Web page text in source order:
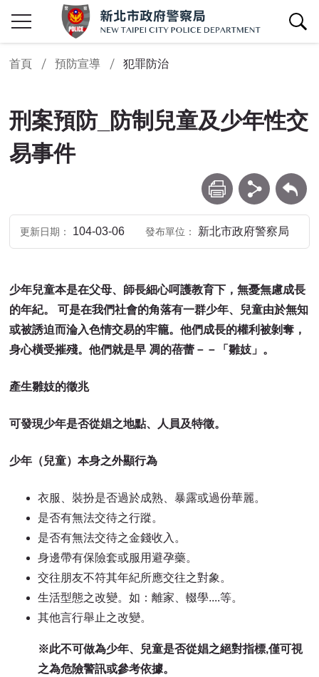
查詢區開關
首頁 預防宣導 犯罪防治
刑案預防_防制兒童及少年性交
易事件
列印 分享 回上一頁
更新日期 104-03-06 發布單位 新北市政府警察局
少年兒童本是在父母、師長細心呵護教育下，無憂無慮成長
的年紀。 可是在我們社會的角落有一群少年、兒童由於無知
或被誘迫而淪入色情交易的牢籠。他們成長的權利被剝奪，
身心橫受摧殘。他們就是早 凋的蓓蕾－－「雛妓」。
產生雛妓的徵兆
可發現少年是否從娼之地點、人員及特徵。
少年（兒童）本身之外顯行為
衣服、裝扮是否過於成熟、暴露或過份華麗。
是否有無法交待之行蹤。
是否有無法交待之金錢收入。
身邊帶有保險套或服用避孕藥。
交往朋友不符其年紀所應交往之對象。
生活型態之改變。如：離家、輟學....等。
其他言行舉止之改變。
※此不可做為少年、兒童是否從娼之絕對指標,僅可視
之為危險警訊或參考依據。